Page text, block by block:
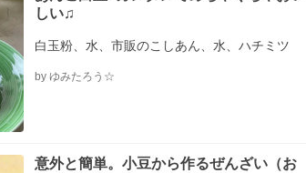
しい♫
白玉粉、水、市販のこしあん、水、ハチミツ
by ゆみたろう☆
意外と簡単。小豆から作るぜんざい（お